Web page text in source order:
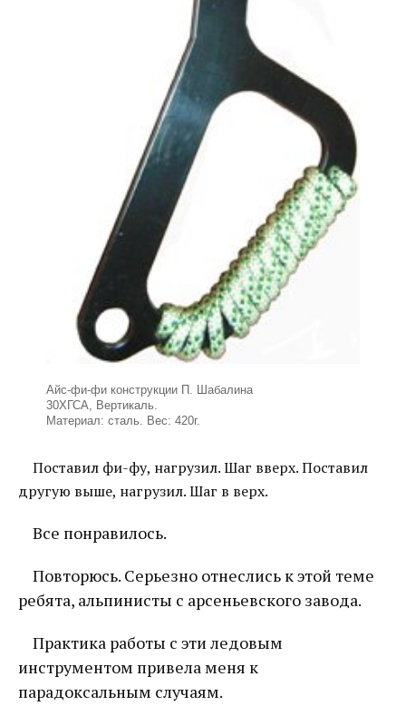
Айс-фи-фи конструкции П. Шабалина
30ХГСА, Вертикаль.
Материал: сталь. Вес: 420г.
Поставил фи-фу, нагрузил. Шаг вверх. Поставил
другую выше, нагрузил. Шаг в верх.
Все понравилось.
Повторюсь. Серьезно отнеслись к этой теме
ребята, альпинисты с арсеньевского завода.
Практика работы с эти ледовым
инструментом привела меня к
парадоксальным случаям.